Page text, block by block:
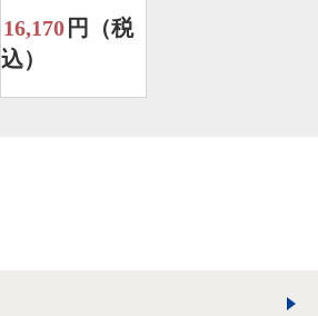
16,170 円（税
込）